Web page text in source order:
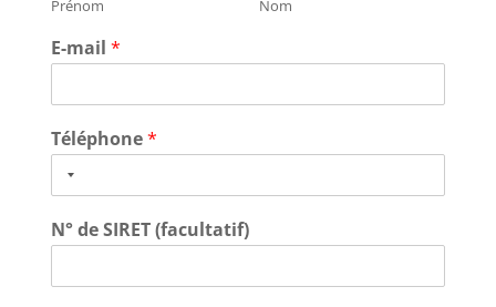
Prénom Nom
E-mail *
Téléphone*
N° de SIRET (facultatif)